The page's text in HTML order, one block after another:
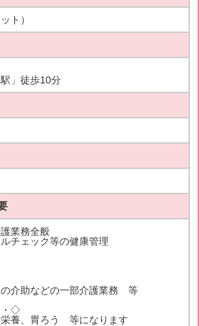
ト）
」徒歩10分
業務全般
チェック等の健康管理
の介助などの一部介護業務 等
・◇
栄養、胃ろう 等になります